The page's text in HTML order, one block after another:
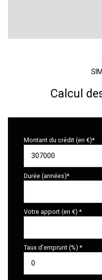
Calcul
Montant du crédit (en €)*
Durée (années)*
Votre apport (en €) *
Taux d'emprunt (%) *